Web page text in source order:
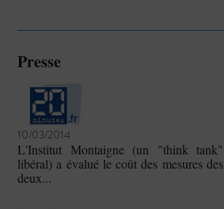
Presse
10/03/2014
L'Institut Montaigne (un "think tank"
libéral) a évalué le coût des mesures des
deux...